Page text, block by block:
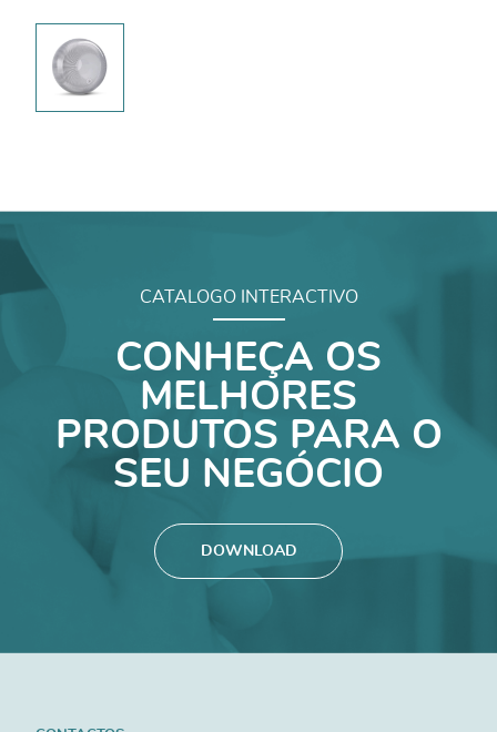
CATALOGO INTERACTIVO
CONHEÇA OS
MELHORES
PRODUTOS PARA O
SEU NEGÓCIO
DOWNLOAD